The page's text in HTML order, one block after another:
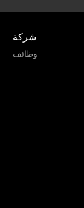
شركة
وظائف